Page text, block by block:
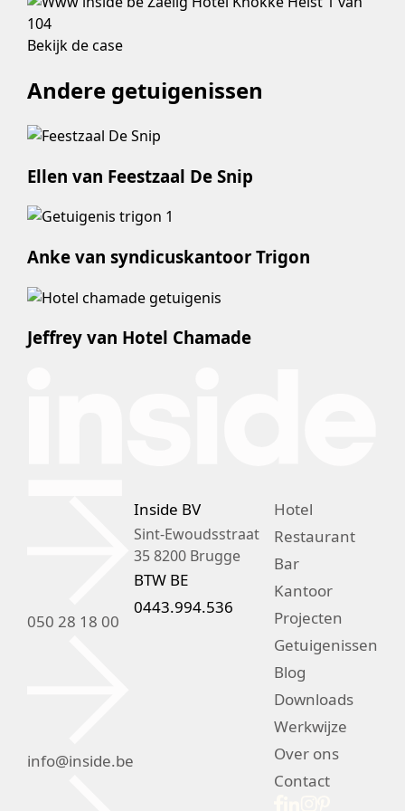
Bekijk de case
Andere getuigenissen
Ellen van Feestzaal De Snip
Anke van syndicuskantoor Trigon
Jeffrey van Hotel Chamade
050 28 18 00
info@inside.be
Inside BV
Sint-Ewoudsstraat
358200 Brugge
BTW BE
0443.994.536
Hotel
Restaurant
Bar
Kantoor
Projecten
Getuigenissen
Blog
Downloads
Werkwijze
Over ons
Contact